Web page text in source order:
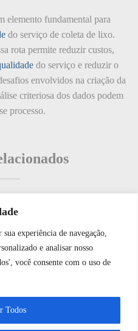
experiência de navegação,
e analisar nosso
você consente com o uso de
Todos
elemento fundamental para
do serviço de coleta de lixo.
rota permite reduzir custos,
do serviço e reduzir o
envolvidos na criação da
criteriosa dos dados podem
processo.
solar
como